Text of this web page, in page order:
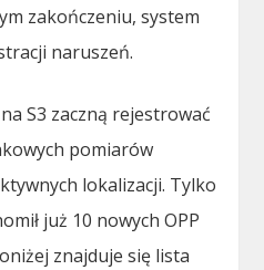
zakończeniu, system
naruszeń.
S3 zaczną rejestrować
pomiarów
lokalizacji. Tylko
już 10 nowych OPP
znajduje się lista